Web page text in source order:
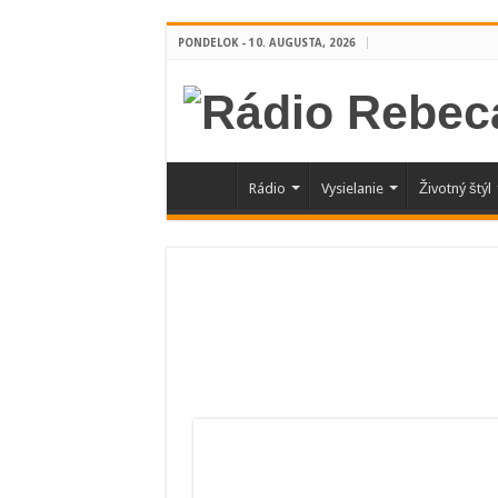
PONDELOK - 10. AUGUSTA, 2026
Rádio Vysielanie Životný štýl